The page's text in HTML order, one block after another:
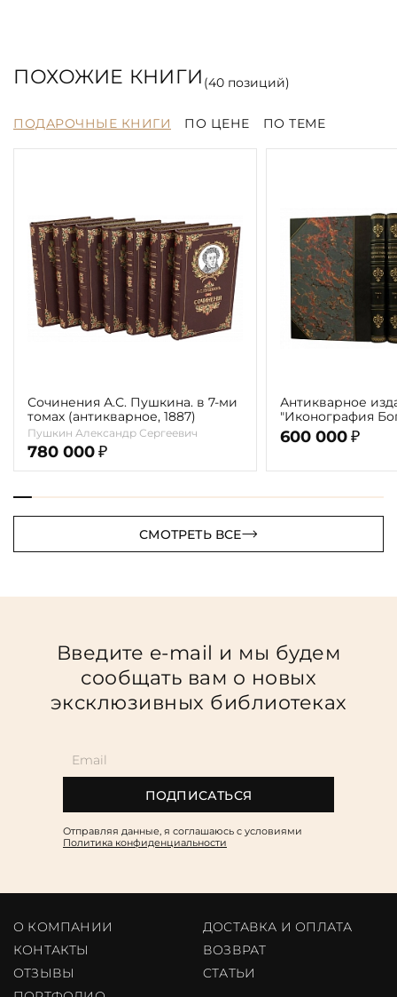
ПОХОЖИЕ КНИГИ (40позиций)
ПОДАРОЧНЫЕ КНИГИ ПО ЦЕНЕ ПО ТЕМЕ
Сочинения А.С. Пушкина. в 7-ми
томах (антикварное, 1887)
Пушкин Александр Сергеевич
780 000 ₽
Антикварное
"Иконография
г. (в 2-х томах с
автора)
600 000 ₽
СМОТРЕТЬ ВСЕ
Введите e-mail и мы будем
сообщать вам о новых
эксклюзивных библиотеках
ПОДПИСАТЬСЯ
Отправляя данные, я соглашаюсь c условиями
Политика конфиденциальности
О КОМПАНИИ
ДОСТАВКА И ОПЛАТА
КОНТАКТЫ
ВОЗВРАТ
ОТЗЫВЫ
CТАТЬИ